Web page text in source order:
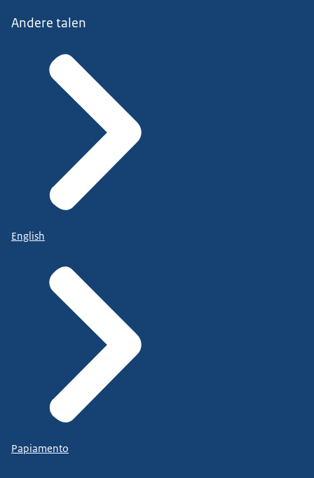
Andere talen
English
Papiamento